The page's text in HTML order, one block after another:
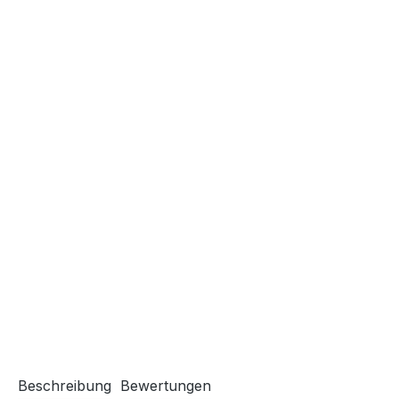
Beschreibung Bewertungen